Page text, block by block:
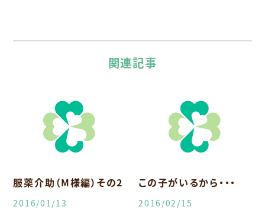
関連記事
服薬介助（M様編）その2
2016/01/13
この子がいるから・・・
2016/02/15